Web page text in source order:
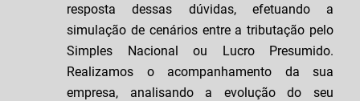
resposta dessas dúvidas, efetuando a
simulação de cenários entre a tributação pelo
Simples Nacional ou Lucro Presumido.
Realizamos o acompanhamento da sua
empresa, analisando a evolução do seu